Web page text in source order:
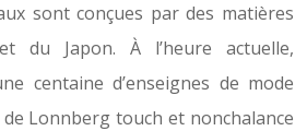
sont conçues par des matières
du Japon. À l’heure actuelle,
centaine d’enseignes de mode
Lonnberg touch et nonchalance